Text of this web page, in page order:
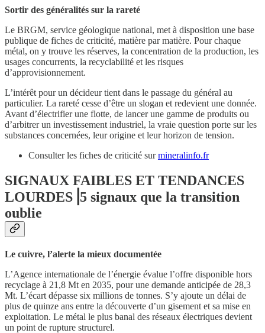
Sortir des généralités sur la rareté
Le BRGM, service géologique national, met à disposition une base
publique de fiches de criticité, matière par matière. Pour chaque
métal, on y trouve les réserves, la concentration de la production, les
usages concurrents, la recyclabilité et les risques
d’approvisionnement.
L’intérêt pour un décideur tient dans le passage du général au
particulier. La rareté cesse d’être un slogan et redevient une donnée.
Avant d’électrifier une flotte, de lancer une gamme de produits ou
d’arbitrer un investissement industriel, la vraie question porte sur les
substances concernées, leur origine et leur horizon de tension.
Consulter les fiches de criticité surmineralinfo.fr
SIGNAUX FAIBLES ET TENDANCES
LOURDES⎟5 signaux que la transition
oublie
Le cuivre, l’alerte la mieux documentée
L’Agence internationale de l’énergie évalue l’offre disponible hors
recyclage à 21,8 Mt en 2035, pour une demande anticipée de 28,3
Mt. L’écart dépasse six millions de tonnes. S’y ajoute un délai de
plus de quinze ans entre la découverte d’un gisement et sa mise en
exploitation. Le métal le plus banal des réseaux électriques devient
un point de rupture structurel.